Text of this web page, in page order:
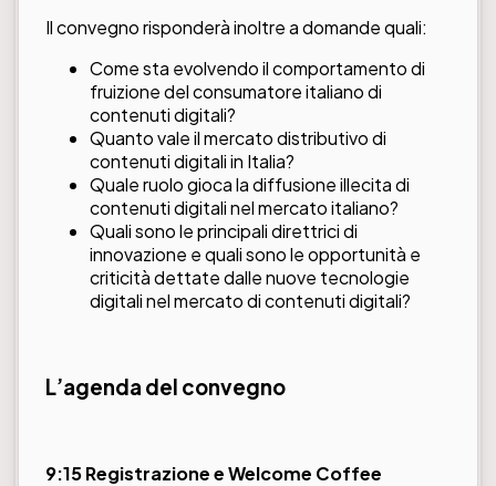
Il convegno risponderà inoltre a domande quali:
Come sta evolvendo il comportamento di
fruizione del consumatore italiano di
contenuti digitali?
Quanto vale il mercato distributivo di
contenuti digitali in Italia?
Quale ruolo gioca la diffusione illecita di
contenuti digitali nel mercato italiano?
Quali sono le principali direttrici di
innovazione e quali sono le opportunità e
criticità dettate dalle nuove tecnologie
digitali nel mercato di contenuti digitali?
L’agenda del convegno
9:15 Registrazione e Welcome Coffee